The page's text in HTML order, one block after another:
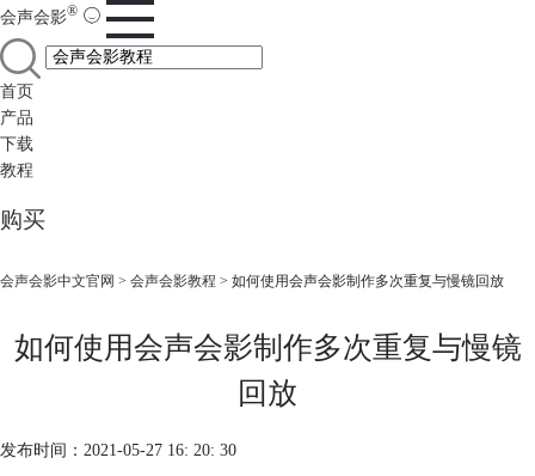
会声会影®
首页
产品
下载
教程
购买
会声会影中文官网 > 会声会影教程 > 如何使用会声会影制作多次重复与慢镜回放
如何使用会声会影制作多次重复与慢镜
回放
发布时间：2021-05-27 16: 20: 30